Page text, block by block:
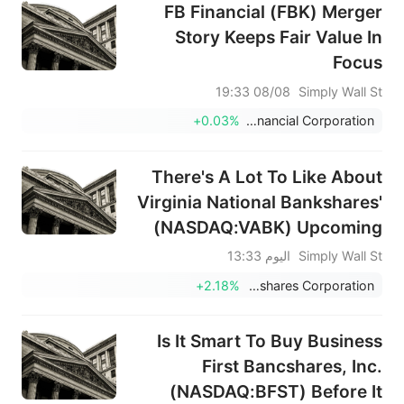
FB Financial (FBK) Merger
Story Keeps Fair Value In
Focus
Simply Wall St
08/08 19:33
FB Financial Corporation
+0.03%
There's A Lot To Like About
Virginia National Bankshares'
(NASDAQ:VABK) Upcoming
US$0.36 Dividend
Simply Wall St
اليوم 13:33
Virginia National Bankshares Corporation
+2.18%
Is It Smart To Buy Business
First Bancshares, Inc.
(NASDAQ:BFST) Before It